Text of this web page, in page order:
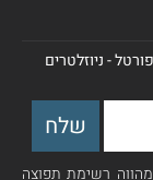
- ניוזלטרים
רשימת תפוצה